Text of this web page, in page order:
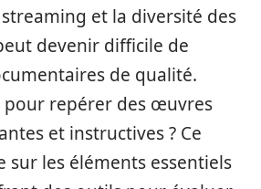
et la diversité des
devenir difficile de
de qualité.
pour repérer des œuvres
et instructives ? Ce
sur les éléments essentiels